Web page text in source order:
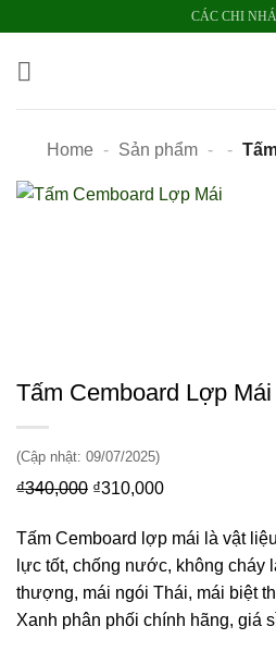
nội
CÁC CHI
Home - Sản phẩm - -
Tấm Cemboard Lợp Mái
(Cập nhật: 09/07/2025)
₫340,000 Giá
là:
₫340,000.
₫310,000
tại
là:
₫310,000.
Tấm Cemboard lợp mái là vật
lực tốt, chống nước, không cháy
thượng, mái ngói Thái, mái biệt
Xanh phân phối chính hãng, giá